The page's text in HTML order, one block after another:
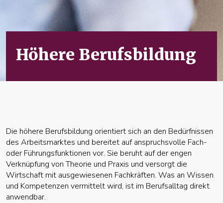
Höhere Berufsbildung
Die höhere Berufsbildung orientiert sich an den Bedürfnissen
des Arbeitsmarktes und bereitet auf anspruchsvolle Fach-
oder Führungsfunktionen vor. Sie beruht auf der engen
Verknüpfung von Theorie und Praxis und versorgt die
Wirtschaft mit ausgewiesenen Fachkräften. Was an Wissen
und Kompetenzen vermittelt wird, ist im Berufsalltag direkt
anwendbar.